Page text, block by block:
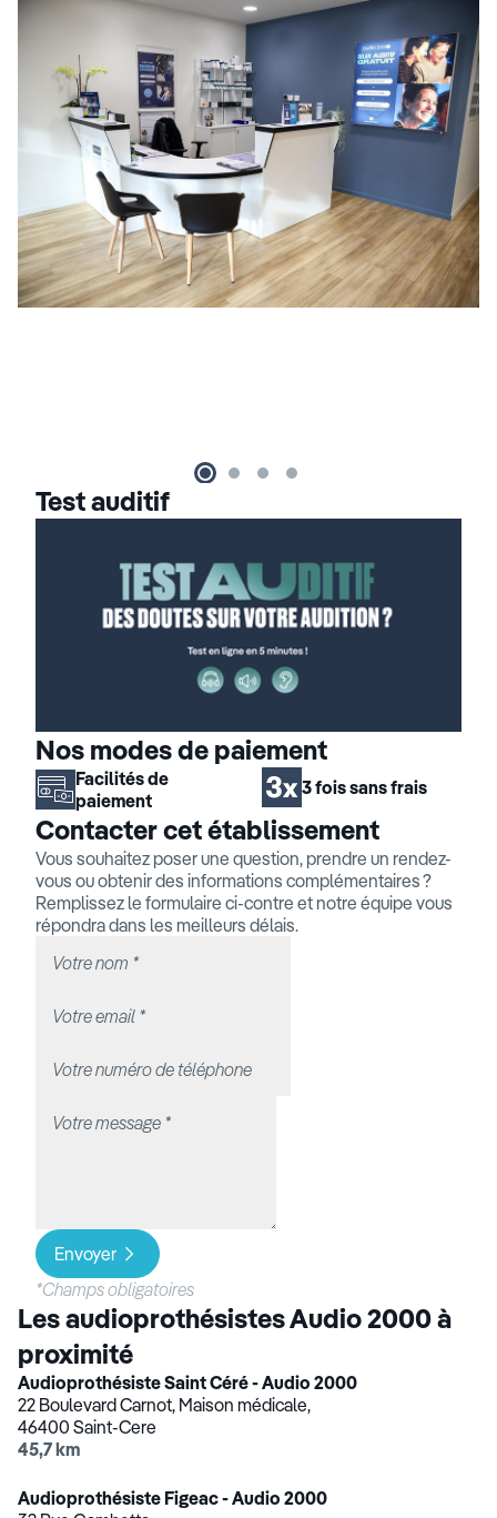
Test auditif
Nos modes de paiement
Facilités de
paiement
3 fois sans frais
Contacter cet établissement
Vous souhaitez poser une question, prendre un rendez-
vous ou obtenir des informations complémentaires ?
Remplissez le formulaire ci-contre et notre équipe vous
répondra dans les meilleurs délais.
Envoyer
*Champs obligatoires
Les audioprothésistes Audio 2000 à
proximité
Audioprothésiste Saint Céré - Audio 2000
22 Boulevard Carnot, Maison médicale,
46400 Saint-Cere
45,7 km
Audioprothésiste Figeac - Audio 2000